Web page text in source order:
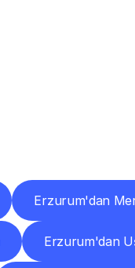
Erzurum'dan
Erzurum'dan